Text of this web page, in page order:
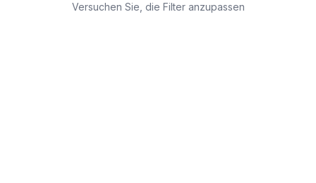
Versuchen Sie, die Filter anzupassen